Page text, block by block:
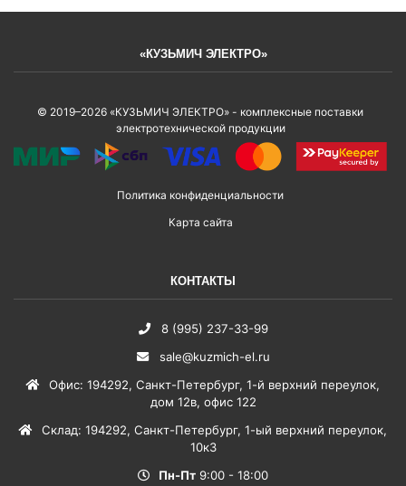
«КУЗЬМИЧ ЭЛЕКТРО»
© 2019–2026 «КУЗЬМИЧ ЭЛЕКТРО» - комплексные поставки
электротехнической продукции
Политика конфиденциальности
Карта сайта
КОНТАКТЫ
8 (995) 237-33-99
sale@kuzmich-el.ru
Офис: 194292, Санкт-Петербург, 1-й верхний переулок,
дом 12в, офис 122
Склад: 194292, Санкт-Петербург, 1-ый верхний переулок,
10к3
Пн-Пт 9:00 - 18:00